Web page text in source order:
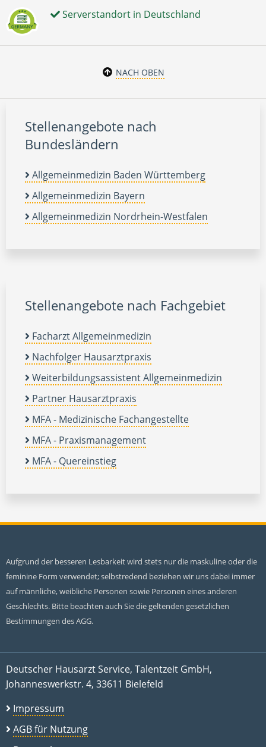
Serverstandort in Deutschland
NACH OBEN
Stellenangebote nach
Bundesländern
Allgemeinmedizin Baden Württemberg
Allgemeinmedizin Bayern
Allgemeinmedizin Nordrhein-Westfalen
Stellenangebote nach Fachgebiet
Facharzt Allgemeinmedizin
Nachfolger Hausarztpraxis
Weiterbildungsassistent Allgemeinmedizin
Partner Hausarztpraxis
MFA - Medizinische Fachangestellte
MFA - Praxismanagement
MFA - Quereinstieg
Aufgrund der besseren Lesbarkeit wird stets nur die maskuline oder die
feminine Form verwendet; selbstredend beziehen wir uns dabei immer
auf männliche, weibliche Personen sowie Personen eines anderen
Geschlechts. Bitte beachten auch Sie die geltenden gesetzlichen
Bestimmungen des AGG.
Deutscher Hausarzt Service, Talentzeit GmbH,
Johanneswerkstr. 4, 33611 Bielefeld
Impressum
AGB für Nutzung